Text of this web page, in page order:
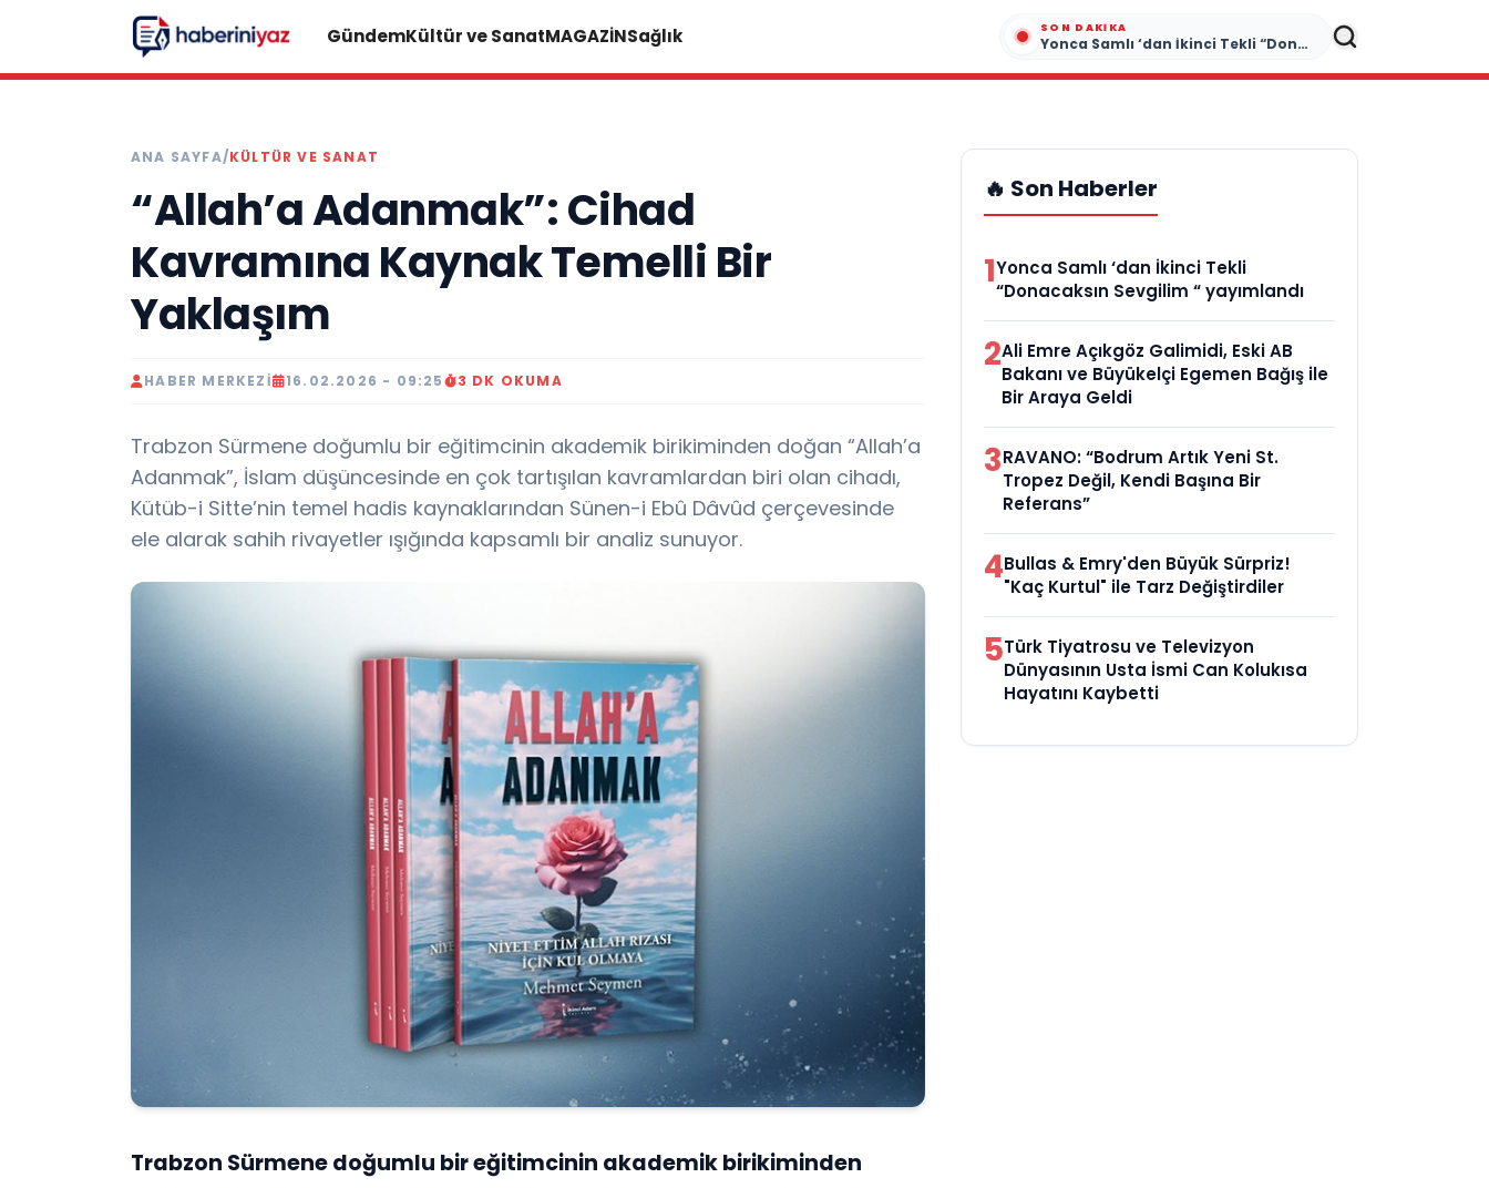
GündemKültür ve SanatMAGAZİNSağlık SON DAKIKA
Yonca Samlı ‘dan İkinci Tekli “Donacaksın Sevgilim “ yayımlandı
ANA SAYFA/KÜLTÜR VE SANAT
“Allah’a Adanmak”: Cihad
Kavramına Kaynak Temelli Bir
Yaklaşım
HABER MERKEZI 16.02.2026 - 09:25 3 DK OKUMA
Trabzon Sürmene doğumlu bir eğitimcinin akademik birikiminden doğan “Allah’a
Adanmak”, İslam düşüncesinde en çok tartışılan kavramlardan biri olan cihadı,
Kütüb-i Sitte’nin temel hadis kaynaklarından Sünen-i Ebû Dâvûd çerçevesinde
ele alarak sahih rivayetler ışığında kapsamlı bir analiz sunuyor.
Trabzon Sürmene doğumlu bir eğitimcinin akademik birikiminden
🔥 Son Haberler
1Yonca Samlı ‘dan İkinci Tekli
“Donacaksın Sevgilim “ yayımlandı
2Ali Emre Açıkgöz Galimidi, Eski AB
Bakanı ve Büyükelçi Egemen Bağış ile
Bir Araya Geldi
3RAVANO: “Bodrum Artık Yeni St.
Tropez Değil, Kendi Başına Bir
Referans”
4Bullas & Emry'den Büyük Sürpriz!
"Kaç Kurtul" ile Tarz Değiştirdiler
5Türk Tiyatrosu ve Televizyon
Dünyasının Usta İsmi Can Kolukısa
Hayatını Kaybetti